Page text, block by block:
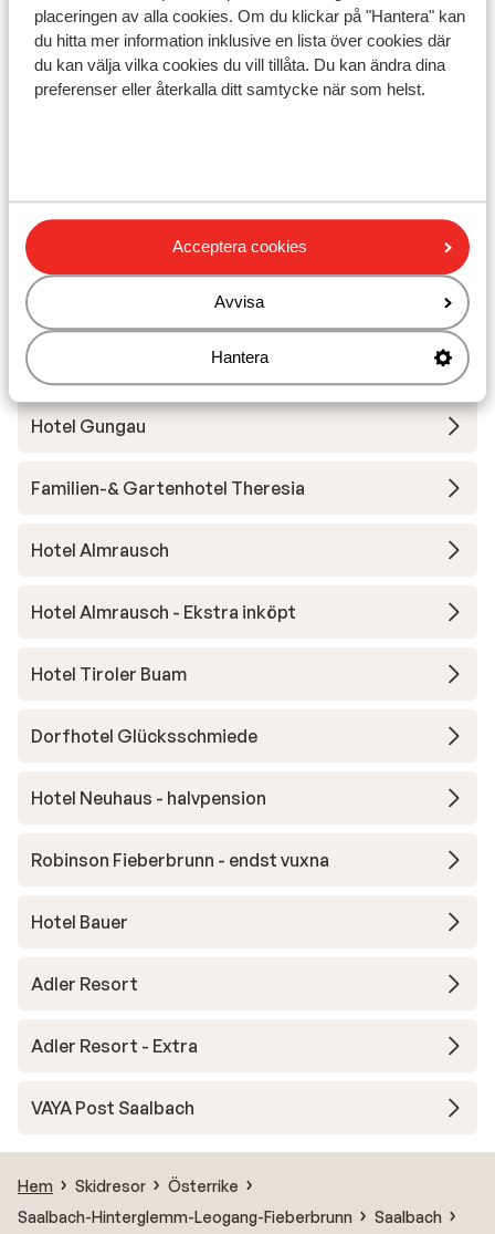
placeringen av alla cookies. Om du klickar på "Hantera" kan
du hitta mer information inklusive en lista över cookies där
du kan välja vilka cookies du vill tillåta. Du kan ändra dina
preferenser eller återkalla ditt samtycke när som helst.
Acceptera cookies
Avvisa
Hantera
Skidskola
Utrustning
ADEA Lifestyle Suites
Hotel Gungau
Familien-& Gartenhotel Theresia
Hotel Almrausch
Hotel Almrausch - Ekstra inköpt
Hotel Tiroler Buam
Dorfhotel Glücksschmiede
Hotel Neuhaus - halvpension
Robinson Fieberbrunn - endst vuxna
Hotel Bauer
Adler Resort
Adler Resort - Extra
VAYA Post Saalbach
Hem Skidresor
Österrike
Saalbach-Hinterglemm-Leogang-Fieberbrunn
Saalbach